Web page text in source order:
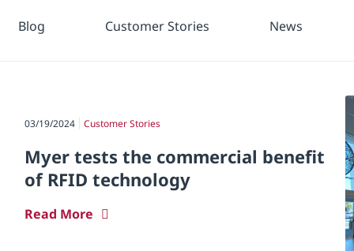
Blog Customer Stories News
03/19/2024 Customer Stories
Myer tests the commercial benefit
of RFID technology
Read More